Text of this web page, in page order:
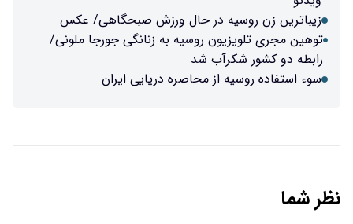
زیباترین زن روسیه در حال ورزش صبحگاهی/ عکس
توهین مجری تلویزیون روسیه به زنانگی جورجا ملونی/
رابطه دو کشور شکرآب شد
سوء استفاده روسیه از محاصره دریایی ایران
نظر شما